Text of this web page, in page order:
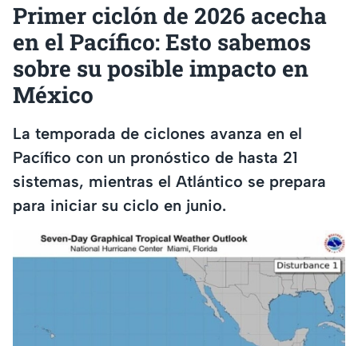
Primer ciclón de 2026 acecha
en el Pacífico: Esto sabemos
sobre su posible impacto en
México
La temporada de ciclones avanza en el
Pacífico con un pronóstico de hasta 21
sistemas, mientras el Atlántico se prepara
para iniciar su ciclo en junio.